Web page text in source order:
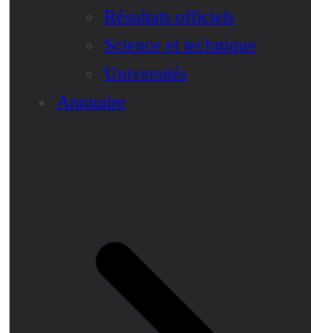
Résultats officiels
Science et technique
Universités
Annuaire